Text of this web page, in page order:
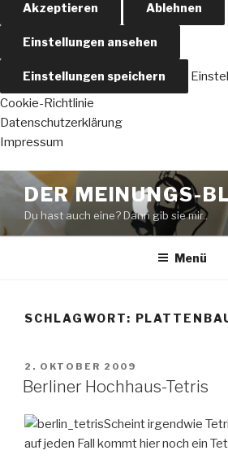
Akzeptieren Ablehnen
Einstellungen ansehen
Einstellungen speichern
Cookie-Richtlinie
Datenschutzerklärung
Impressum
Zum
Inhalt
springen
DER MEINUNGS-
Du hast auch eine? Dann gib sie mir..
Menü
SCHLAGWORT:
VERÖFFENTLICHT
AM
2. OKTOBER 2009
Berliner Hochhaus-Tetris
Scheint irgendwie
auf jeden Fall kommt hier noch ein